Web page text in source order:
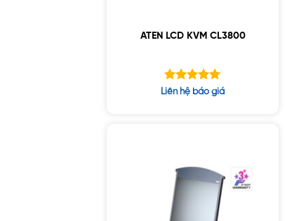
ATEN LCD KVM CL3800
Được xếp
Liên hệ báo giá